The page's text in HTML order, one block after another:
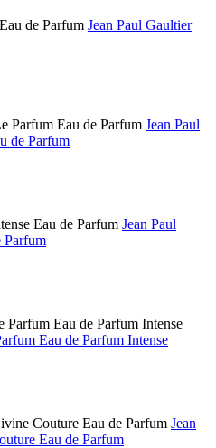
Jean Paul Gaultier
Jean Paul
de Parfum
Jean Paul
Parfum
Eau de Parfum Intense
Jean
Eau de Parfum